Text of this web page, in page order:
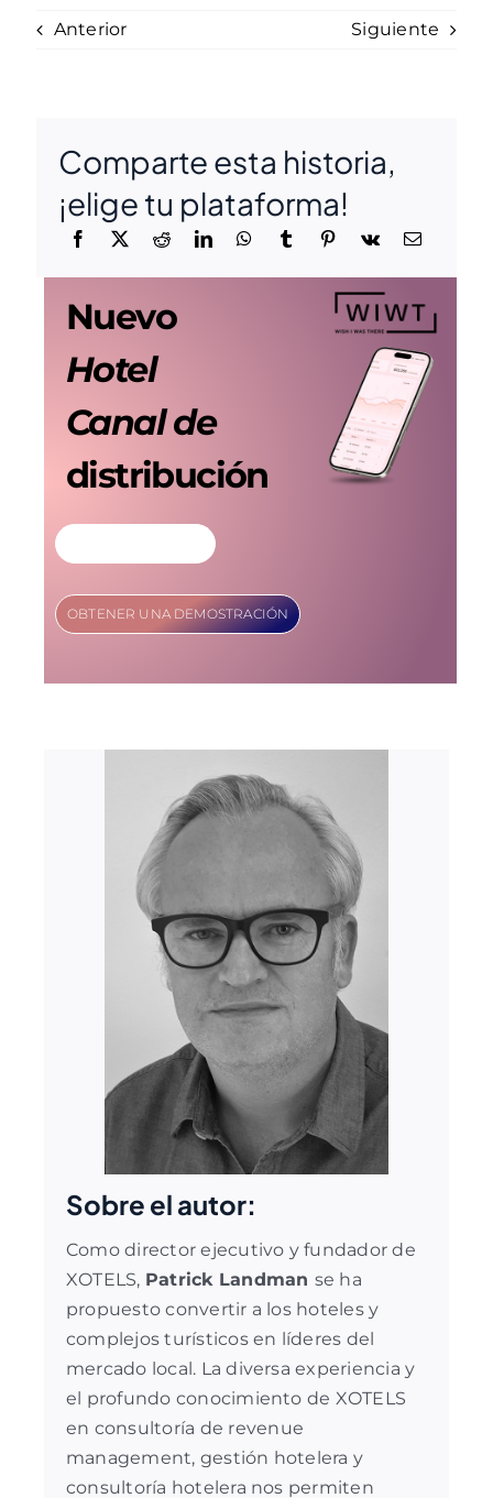
Anterior Siguiente
Nuevo
Hotel
Canal de
distribución
OBTENER UNA DEMOSTRACIÓN
Comparte esta historia,
¡elige tu plataforma!
Sobre el autor:
Como director ejecutivo y fundador de
XOTELS, Patrick Landman se ha
propuesto convertir a los hoteles y
complejos turísticos en líderes del
mercado local. La diversa experiencia y
el profundo conocimiento de XOTELS
en consultoría de revenue
management, gestión hotelera y
consultoría hotelera nos permiten